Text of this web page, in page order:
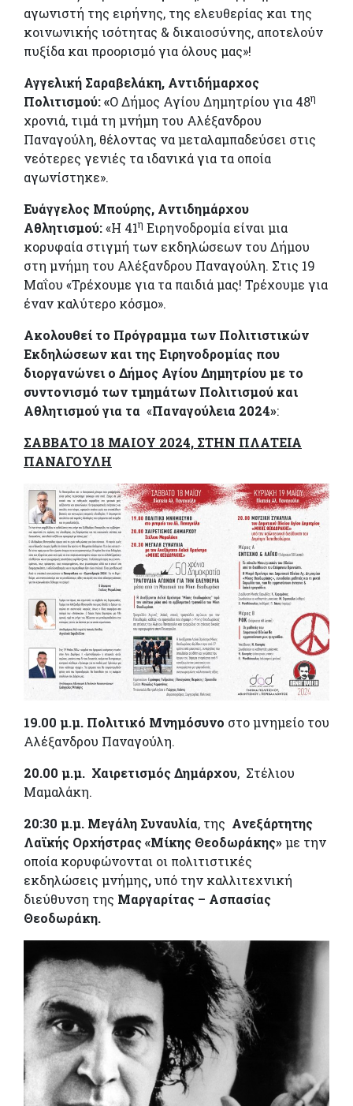
αγωνιστή της ειρήνης, της ελευθερίας και της
κοινωνικής ισότητας & δικαιοσύνης, αποτελούν
πυξίδα και προορισμό για όλους μας»!
Αγγελική Σαραβελάκη, Αντιδήμαρχος
Πολιτισμού: «Ο Δήμος Αγίου Δημητρίου για 48η
χρονιά, τιμά τη μνήμη του Αλέξανδρου
Παναγούλη, θέλοντας να μεταλαμπαδεύσει στις
νεότερες γενιές τα ιδανικά για τα οποία
αγωνίστηκε».
Ευάγγελος Μπούρης, Αντιδημάρχου
Αθλητισμού:«Η 41η Ειρηνοδρομία είναι μια
κορυφαία στιγμή των εκδηλώσεων του Δήμου
στη μνήμη του Αλέξανδρου Παναγούλη. Στις 19
Μαΐου «Τρέχουμε για τα παιδιά μας! Τρέχουμε για
έναν καλύτερο κόσμο».
Ακολουθεί το Πρόγραμμα των Πολιτιστικών
Εκδηλώσεων και της Ειρηνοδρομίας που
διοργανώνει ο Δήμος Αγίου Δημητρίου με το
συντονισμό των τμημάτων Πολιτισμού και
Αθλητισμού για τα «Παναγούλεια 2024»:
ΣΑΒΒΑΤΟ 18 ΜΑΙΟΥ 2024, ΣΤΗΝ ΠΛΑΤΕΙΑ
ΠΑΝΑΓΟΥΛΗ
19.00 μ.μ. Πολιτικό Μνημόσυνο στο μνημείο του
Αλέξανδρου Παναγούλη.
20.00 μ.μ. Χαιρετισμός Δημάρχου, Στέλιου
Μαμαλάκη.
20:30 μ.μ. Μεγάλη Συναυλία, της Ανεξάρτητης
Λαϊκής Ορχήστρας «Μίκης Θεοδωράκης»με την
οποία κορυφώνονται οι πολιτιστικές
εκδηλώσεις μνήμης,υπό την καλλιτεχνική
διεύθυνση της Μαργαρίτας – Ασπασίας
Θεοδωράκη.